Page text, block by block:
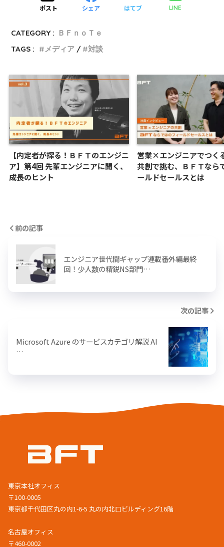
ポスト シェア はてブ LINE
CATEGORY : ＢＦｎｏＴｅ
TAGS :
メディア 対談
【内定者が探る！ＢＦＴのエンジニ
ア】第4回 先輩エンジニアに聞く、
成長のヒント
営業×エンジニアでつく
共創で挑む、ＢＦＴなら
ールドセールスとは
前の記事
エンジニア世代間ギャップ連載番外編最終
回！少人数の精鋭NS部門…
次の記事
Microsoft Azure のサービスカテゴリ解説 AI
…
東京本社オフィス
〒100-0005
東京都千代田区丸の内1-6-5 丸の内北口ビルディング16階
名古屋オフィス
〒460-0002